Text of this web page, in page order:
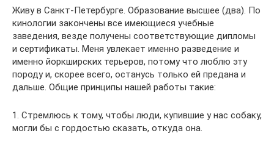
Живу в Санкт-Петербурге. Образование высшее (два). По
кинологии закончены все имеющиеся учебные
заведения, везде получены соответствующие дипломы
и сертификаты. Меня увлекает именно разведение и
именно йоркширских терьеров, потому что люблю эту
породу и, скорее всего, останусь только ей предана и
дальше. Общие принципы нашей работы такие:
1. Стремлюсь к тому, чтобы люди, купившие у нас собаку,
могли бы с гордостью сказать, откуда она.